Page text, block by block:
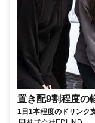
置き配9割程度の
1日1本程度のドリンク